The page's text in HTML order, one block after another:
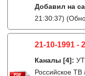
Добавил на
21:30:37)
21-10-1991 -
Каналы [4]:
Российское